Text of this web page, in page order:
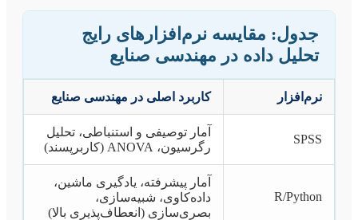
جدول: مقایسه نرم‌افزارهای رایج
تحلیل داده در مهندسی صنایع
نرم‌افزار کاربرد اصلی در مهندسی صنایع
SPSS
آمار توصیفی و استنباطی، تحلیل
رگرسیون، ANOVA (کاربرپسند)
R/Python
آمار پیشرفته، یادگیری ماشین،
داده‌کاوی، شبیه‌سازی،
بصری‌سازی (انعطاف‌پذیری بالا)